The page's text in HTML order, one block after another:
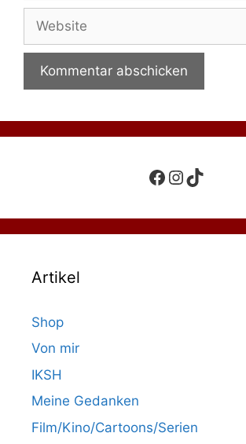
Adresse
Facebook
Instagram
TikTok
Artikel
Shop
Von mir
IKSH
Meine Gedanken
Film/Kino/Cartoons/Serien